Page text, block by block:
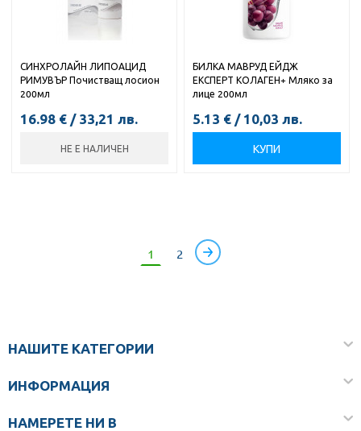
СИНХРОЛАЙН ЛИПОАЦИД
РИМУВЪР Почистващ лосион
200мл
16.98 € / 33,21 лв.
НЕ Е НАЛИЧЕН
БИЛКА МАВРУД ЕЙДЖ
ЕКСПЕРТ КОЛАГЕН+ Мляко за
лице 200мл
5.13 € / 10,03 лв.
КУПИ
1 2
НАШИТЕ КАТЕГОРИИ
ИНФОРМАЦИЯ
НАМЕРЕТЕ НИ В